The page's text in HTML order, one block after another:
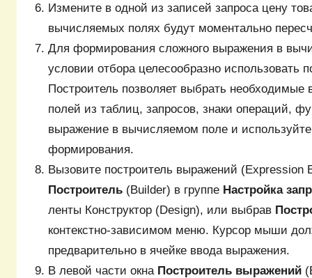
Измените в одной из записей запроса цену
вычисляемых полях будут моментально
Для формирования сложного выражения в
условии отбора целесообразно использовать
Построитель позволяет выбрать
полей из таблиц, запросов, знаки операций,
выражение в вычисляемом поле и используйте
формирования.
Вызовите построитель выражений (Expression
Построитель (Builder) в группе Настройка
ленты Конструктор (Design), или выбрав
контекстно-зависимом меню. Курсор мыши
предварительно в ячейке ввода выражения.
В левой части окна Построитель выражений